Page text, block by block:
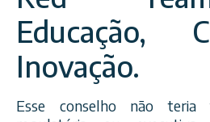
Educação,
Inovação.
Esse conselho não teria